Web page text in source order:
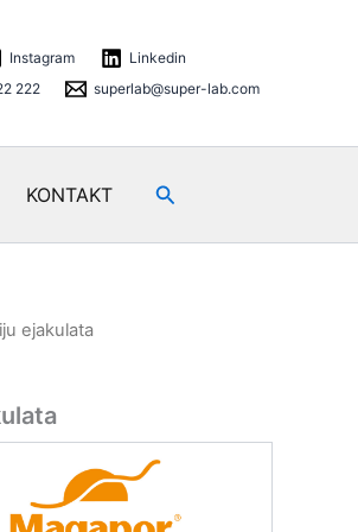
Instagram
Linkedin
222
superlab@super-lab.com
KONTAKT Search
ejakulata